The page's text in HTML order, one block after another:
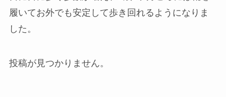
履いてお外でも安定して歩き回れるようになりま
した。
投稿が見つかりません。